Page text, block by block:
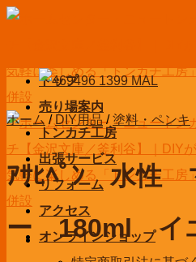
Skip
content
トップ
売り場案内
トンカチ工房
出張サービス
リフォーム
アクセス
オンラインショップ
ホーム / DIY用品 / 塗料・ペンキ
ｱｻﾋﾍﾟﾝ 水性
ー 180ml イ